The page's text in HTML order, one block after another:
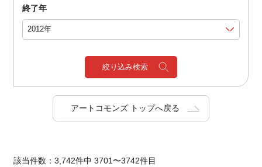
終了年
絞り込み検索
アートコモンズ トップへ戻る
該当件数：3,742件中 3701〜3742件目